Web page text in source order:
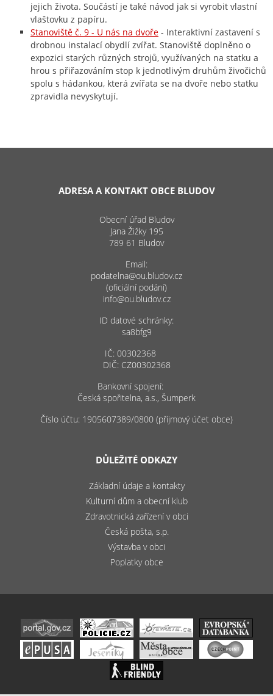
jejich života. Součástí je také návod jak si vyrobit vlastní
vlaštovku z papíru.
Stanoviště č. 9 - U nás na dvoře - Interaktivní zastavení s
drobnou instalací obydlí zvířat. Stanoviště doplněno o
expozici starých různých strojů, využívaných na statku a
hrou s přiřazováním stop k jednotlivým druhům živočichů
spolu s hádankou, která zvířata se na dvoře nebo statku
zpravidla nevyskytují.
ADRESA A KONTAKT OBCE BLUDOV
Obecní úřad Bludov
Jana Žižky 195
789 61 Bludov
Email:
podatelna@ou.bludov.cz
(oficiální podání)
info@ou.bludov.cz
ID datové schránky:
sa8bfg9
IČ: 00302368
DIČ: CZ00302368
Bankovní spojení:
Česká spořitelna, a.s., Šumperk
Číslo účtu: 1905607389/0800 (příjmový účet obce)
DŮLEŽITÉ ODKAZY
Základní údaje a kontakty
Kulturní dům a obecní klub
Zdravotnická zařízení v obci
Česká pošta, s.p.
Výstavba v obci
Poplatky obce